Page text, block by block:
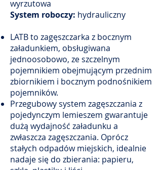
wyrzutowa
System roboczy: hydrauliczny
LATB to zagęszczarka z bocznym
załadunkiem, obsługiwana
jednoosobowo, ze szczelnym
pojemnikiem obejmującym przednim
zbiornikiem i bocznym podnośnikiem
pojemników.
Przegubowy system zagęszczania z
pojedynczym lemieszem gwarantuje
dużą wydajność załadunku a
zwłaszcza zagęszczania. Oprócz
stałych odpadów miejskich, idealnie
nadaje się do zbierania: papieru,